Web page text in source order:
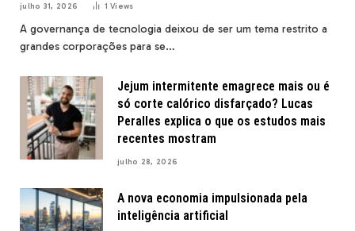
julho 31, 2026 1Views
A governança de tecnologia deixou de ser um tema restrito a
grandes corporações para se…
Jejum intermitente emagrece mais ou é
só corte calórico disfarçado? Lucas
Peralles explica o que os estudos mais
recentes mostram
julho 28, 2026
A nova economia impulsionada pela
inteligência artificial